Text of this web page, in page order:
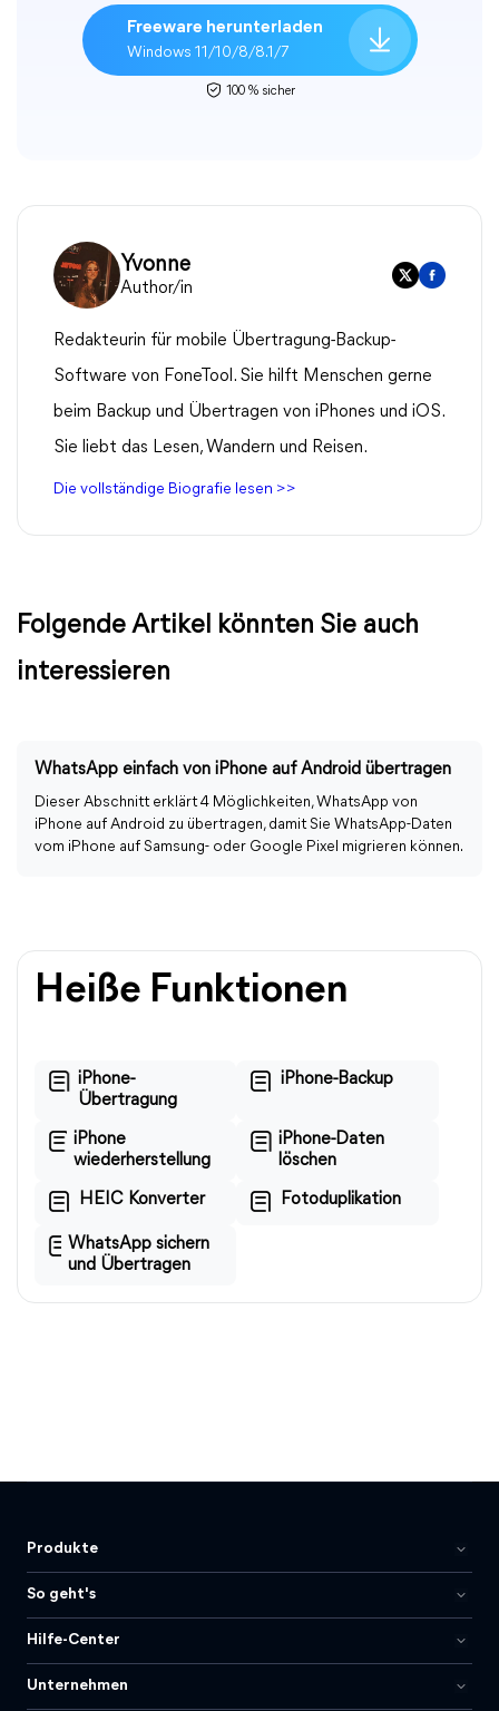
Freeware herunterladen
Windows 11/10/8/8.1/7
100 % sicher
Yvonne
Author/in
Redakteurin für mobile Übertragung-Backup-
Software von FoneTool. Sie hilft Menschen gerne
beim Backup und Übertragen von iPhones und iOS.
Sie liebt das Lesen, Wandern und Reisen.
Die vollständige Biografie lesen >>
Folgende Artikel könnten Sie auch
interessieren
WhatsApp einfach von iPhone auf Android übertragen
Dieser Abschnitt erklärt 4 Möglichkeiten, WhatsApp von
iPhone auf Android zu übertragen, damit Sie WhatsApp-Daten
vom iPhone auf Samsung- oder Google Pixel migrieren können.
Heiße Funktionen
iPhone-
Übertragung
iPhone-Backup
iPhone
wiederherstellung
iPhone-Daten
löschen
HEIC Konverter Fotoduplikation
WhatsApp sichern
und Übertragen
Produkte
So geht's
Hilfe-Center
Unternehmen